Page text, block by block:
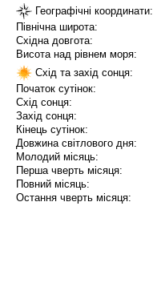
Географічні координати:
Північна широта:
Східна довгота:
Висота над рівнем моря:
Схід та захід сонця:
Початок сутінок:
Схід сонця:
Захід сонця:
Кінець сутінок:
Довжина світлового дня:
Молодий місяць:
Перша чверть місяця:
Повний місяць:
Остання чверть місяця: